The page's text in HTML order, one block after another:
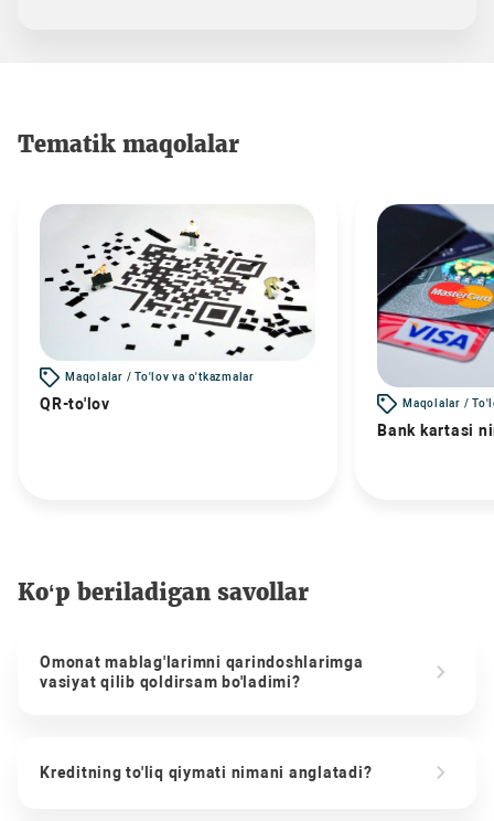
Tematik maqolalar
Maqolalar / To'lov va o'tkazmalar
QR-to'lov Maqolalar /
Bank kartasi
Ko‘p beriladigan savollar
Omonat mablag'larimni qarindoshlarimga
vasiyat qilib qoldirsam bo'ladimi?
Kreditning to'liq qiymati nimani anglatadi?